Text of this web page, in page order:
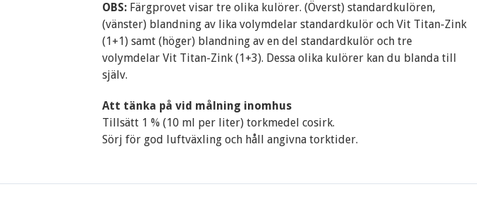
OBS: Färgprovet visar tre olika kulörer. (Överst) standardkulören,
(vänster) blandning av lika volymdelar standardkulör och Vit Titan-Zink
(1+1) samt (höger) blandning av en del standardkulör och tre
volymdelar Vit Titan-Zink (1+3). Dessa olika kulörer kan du blanda till
själv.
Att tänka på vid målning inomhus
Tillsätt 1 % (10 ml per liter) torkmedel cosirk.
Sörj för god luftväxling och håll angivna torktider.